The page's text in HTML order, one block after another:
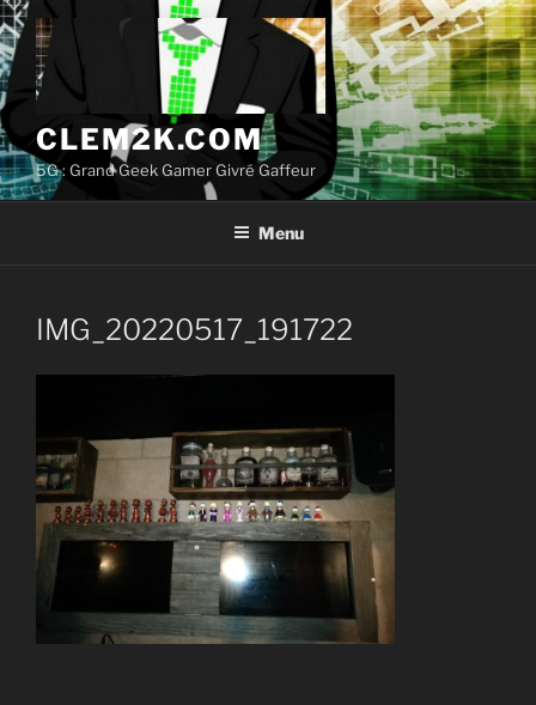
Aller
au
contenu
principal
CLEM2K.COM
5G : Grand Geek Gamer Givré Gaffeur
Menu
IMG_20220517_191722